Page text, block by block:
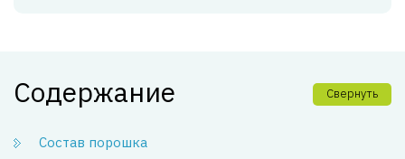
Содержание Свернуть
Состав порошка